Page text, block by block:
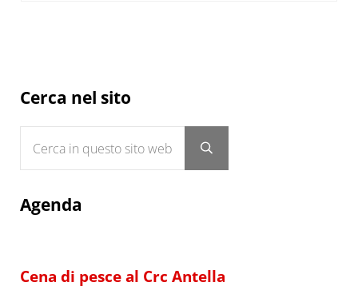
Sidebar
Cerca nel sito
Submit search
Agenda
Cena di pesce al Crc Antella